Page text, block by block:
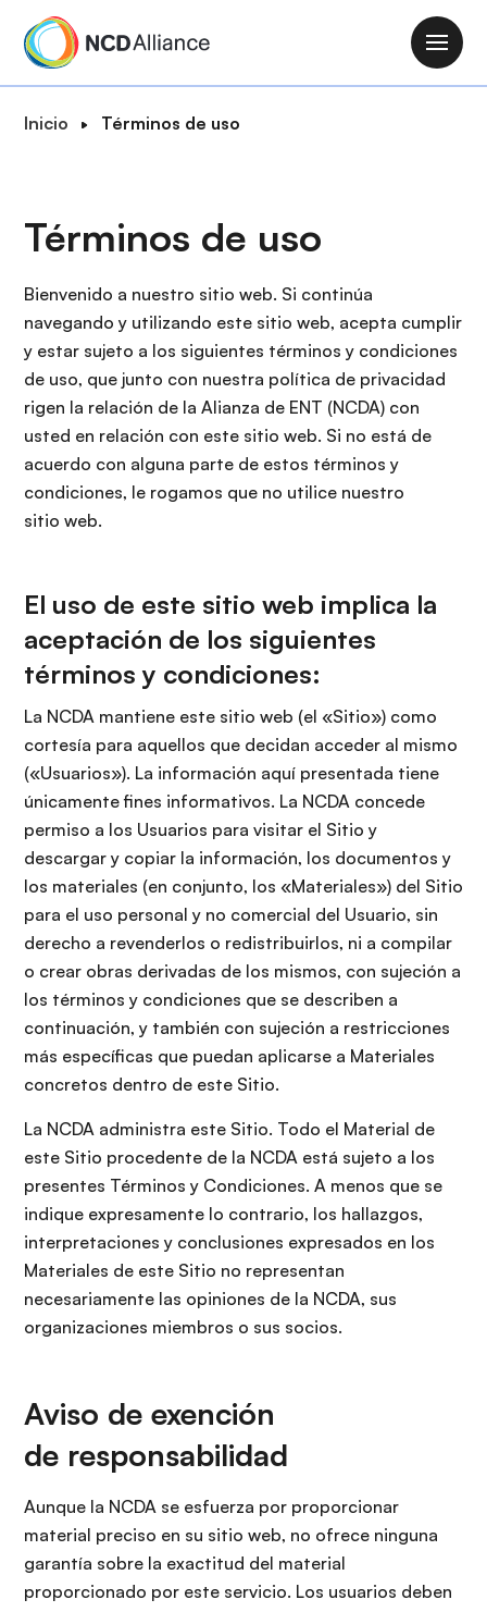
M
a
t
n
R
n
a
v
e
g
a
c
i
ó
Inicio Términos de uso
Términos de uso
Bienvenido a nuestro sitio web. Si continúa
navegando y utilizando este sitio web, acepta cumplir
y estar sujeto a los siguientes términos y condiciones
de uso, que junto con nuestra política de privacidad
rigen la relación de la Alianza de ENT (NCDA) con
usted en relación con este sitio web. Si no está de
acuerdo con alguna parte de estos términos y
condiciones, le rogamos que no utilice nuestro
sitio web.
El uso de este sitio web implica la
aceptación de los siguientes
términos y condiciones:
La NCDA mantiene este sitio web (el «Sitio») como
cortesía para aquellos que decidan acceder al mismo
(«Usuarios»). La información aquí presentada tiene
únicamente fines informativos. La NCDA concede
permiso a los Usuarios para visitar el Sitio y
descargar y copiar la información, los documentos y
los materiales (en conjunto, los «Materiales») del Sitio
para el uso personal y no comercial del Usuario, sin
derecho a revenderlos o redistribuirlos, ni a compilar
o crear obras derivadas de los mismos, con sujeción a
los términos y condiciones que se describen a
continuación, y también con sujeción a restricciones
más específicas que puedan aplicarse a Materiales
concretos dentro de este Sitio.
La NCDA administra este Sitio. Todo el Material de
este Sitio procedente de la NCDA está sujeto a los
presentes Términos y Condiciones. A menos que se
indique expresamente lo contrario, los hallazgos,
interpretaciones y conclusiones expresados en los
Materiales de este Sitio no representan
necesariamente las opiniones de la NCDA, sus
organizaciones miembros o sus socios.
Aviso de exención
de responsabilidad
Aunque la NCDA se esfuerza por proporcionar
material preciso en su sitio web, no ofrece ninguna
garantía sobre la exactitud del material
proporcionado por este servicio. Los usuarios deben